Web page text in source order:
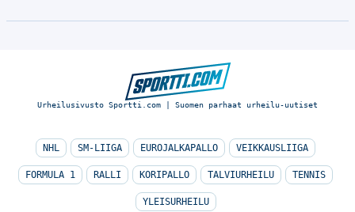
Urheilusivusto Sportti.com | Suomen parhaat urheilu-uutiset
NHL SM-LIIGA EUROJALKAPALLO VEIKKAUSLIIGA
FORMULA 1 RALLI KORIPALLO TALVIURHEILU TENNIS
YLEISURHEILU